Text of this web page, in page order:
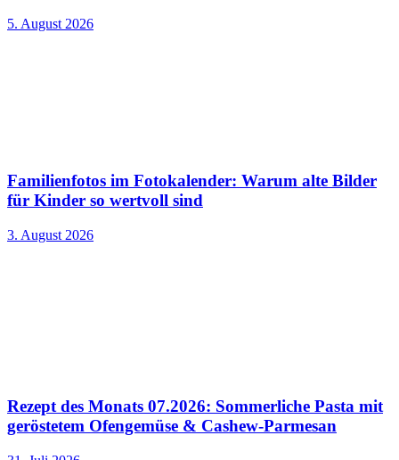
5. August 2026
Familienfotos im Fotokalender: Warum alte Bilder
für Kinder so wertvoll sind
3. August 2026
Rezept des Monats 07.2026: Sommerliche Pasta mit
geröstetem Ofengemüse & Cashew-Parmesan